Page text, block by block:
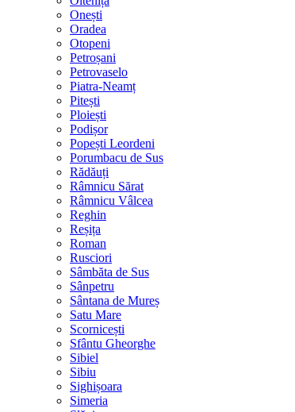
Onești
Oradea
Otopeni
Petroșani
Petrovaselo
Piatra-Neamț
Pitești
Ploiești
Podișor
Popești Leordeni
Porumbacu de Sus
Rădăuți
Râmnicu Sărat
Râmnicu Vâlcea
Reghin
Reșița
Roman
Rusciori
Sâmbăta de Sus
Sânpetru
Sântana de Mureș
Satu Mare
Scornicești
Sfântu Gheorghe
Sibiel
Sibiu
Sighișoara
Simeria